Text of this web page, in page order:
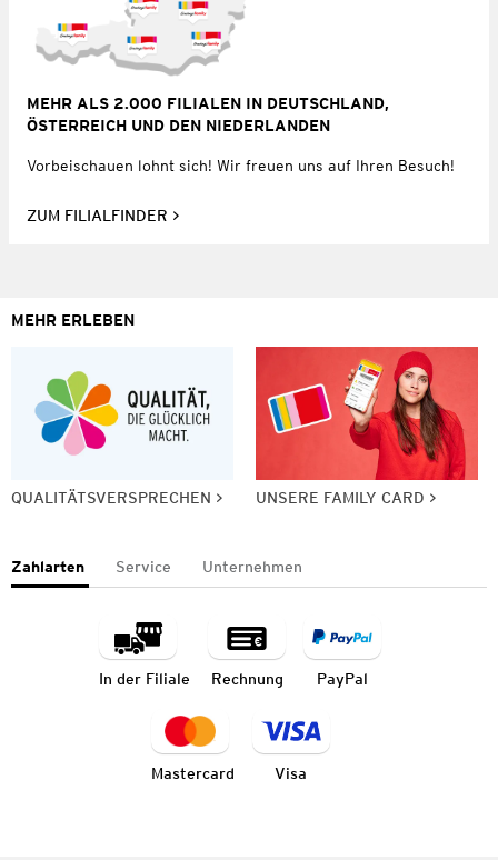
MEHR ALS 2.000 FILIALEN IN DEUTSCHLAND,
ÖSTERREICH UND DEN NIEDERLANDEN
Vorbeischauen lohnt sich! Wir freuen uns auf Ihren Besuch!
ZUM FILIALFINDER
MEHR ERLEBEN
QUALITÄTSVERSPRECHEN UNSERE FAMILY CARD
Zahlarten Service Unternehmen
In der Filiale Rechnung PayPal
Mastercard Visa